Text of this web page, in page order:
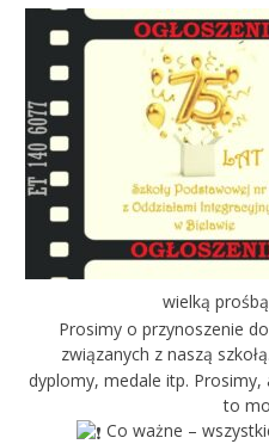
wielką
Prosimy o przynoszenie
związanych z naszą szkołą.
dyplomy, medale itp.
to
Co ważne –